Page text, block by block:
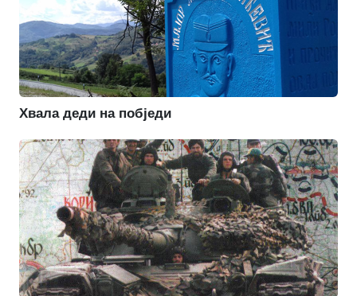
Хвала деди на побједи